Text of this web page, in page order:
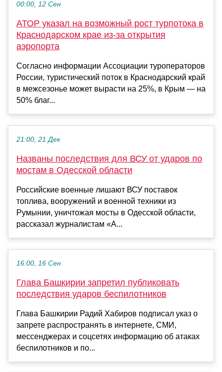
00:00, 12 Сен
АТОР указал на возможный рост турпотока в
Краснодарском крае из-за открытия
аэропорта
Согласно информации Ассоциации туроператоров
России, туристический поток в Краснодарский край
в межсезонье может вырасти на 25%, в Крым — на
50% благ...
21:00, 21 Дек
Названы последствия для ВСУ от ударов по
мостам в Одесской области
Российские военные лишают ВСУ поставок
топлива, вооружений и военной техники из
Румынии, уничтожая мосты в Одесской области,
рассказал журналистам «А...
16:00, 16 Сен
Глава Башкирии запретил публиковать
последствия ударов беспилотников
Глава Башкирии Радий Хабиров подписал указ о
запрете распространять в интернете, СМИ,
мессенджерах и соцсетях информацию об атаках
беспилотников и по...